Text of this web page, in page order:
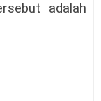
adalah